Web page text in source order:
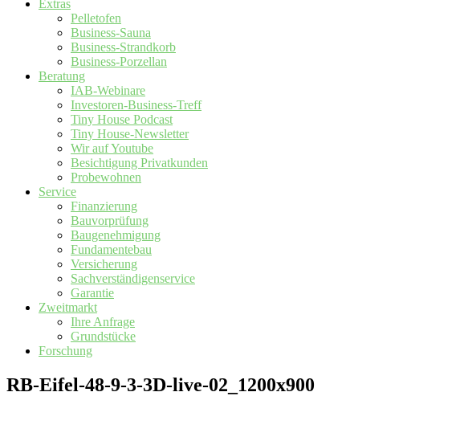
Extras
Pelletofen
Business-Sauna
Business-Strandkorb
Business-Porzellan
Beratung
IAB-Webinare
Investoren-Business-Treff
Tiny House Podcast
Tiny House-Newsletter
Wir auf Youtube
Besichtigung Privatkunden
Probewohnen
Service
Finanzierung
Bauvorprüfung
Baugenehmigung
Fundamentebau
Versicherung
Sachverständigenservice
Garantie
Zweitmarkt
Ihre Anfrage
Grundstücke
Forschung
RB-Eifel-48-9-3-3D-live-02_1200x900